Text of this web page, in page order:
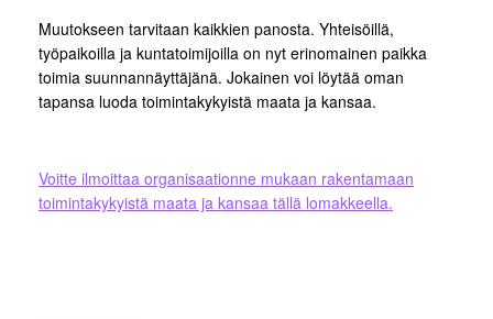
Muutokseen tarvitaan kaikkien panosta. Yhteisöillä,
työpaikoilla ja kuntatoimijoilla on nyt erinomainen paikka
toimia suunnannäyttäjänä. Jokainen voi löytää oman
tapansa luoda toimintakykyistä maata ja kansaa.
Voitte ilmoittaa organisaationne mukaan rakentamaan
toimintakykyistä maata ja kansaa tällä lomakkeella.